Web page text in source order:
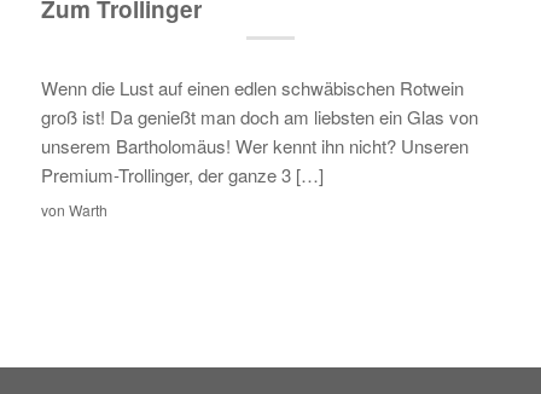
Zum Trollinger
Wenn die Lust auf einen edlen schwäbischen Rotwein
groß ist! Da genießt man doch am liebsten ein Glas von
unserem Bartholomäus! Wer kennt ihn nicht? Unseren
Premium-Trollinger, der ganze 3 […]
von Warth